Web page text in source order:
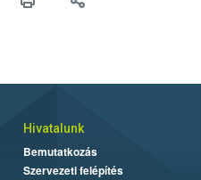
Hivatalunk
Bemutatkozás
Szervezeti felépítés